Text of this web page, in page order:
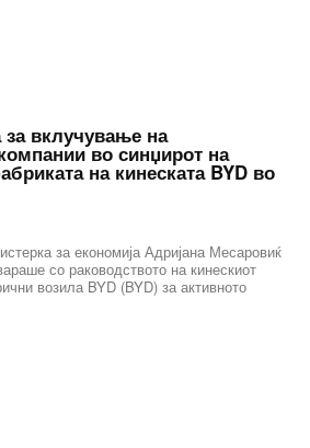
за вклучување на
во синџирот на
на кинеската BYD во
за економија Адријана Месаровиќ
со раководството на кинескиот
возила BYD (BYD) за активното